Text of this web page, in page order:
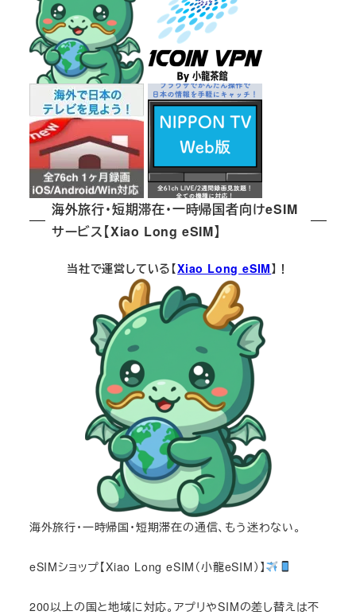
海外旅行・短期滞在・一時帰国者向けeSIM
サービス【Xiao Long eSIM】
当社で運営している【Xiao Long eSIM】！
海外旅行・一時帰国・短期滞在の通信、もう迷わない。
eSIMショップ【Xiao Long eSIM（小龍eSIM）】
200以上の国と地域に対応。アプリやSIMの差し替えは不